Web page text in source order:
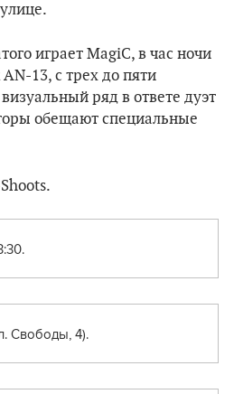
играет MagiC, в час ночи
13, с трех до пяти
ряд в ответе дуэт
обещают специальные
Свободы, 4).